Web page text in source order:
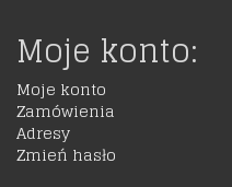
Moje konto:
Moje konto
Zamówienia
Adresy
Zmień hasło